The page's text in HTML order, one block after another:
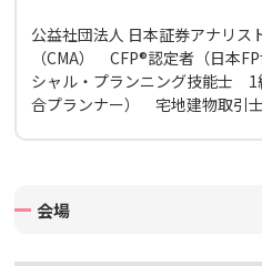
公益社団法人 日本証券アナリス
（CMA） CFP®認定者（日本
シャル・プランニング技能士 1
合プランナー） 宅地建物取引士
会場